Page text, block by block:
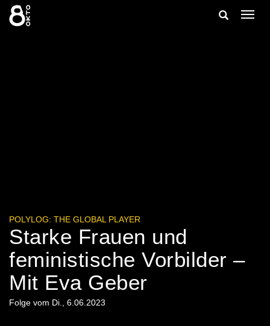
Zum
Inhalt
springen
Suche
POLYLOG: THE GLOBAL PLAYER
Starke Frauen und
feministische Vorbilder –
Mit Eva Geber
Folge vom Di., 6.06.2023